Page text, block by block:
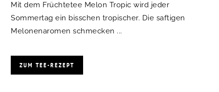
Mit dem Früchtetee Melon Tropic wird jeder
Sommertag ein bisschen tropischer. Die saftigen
Melonenaromen schmecken ...
ZUM TEE-REZEPT